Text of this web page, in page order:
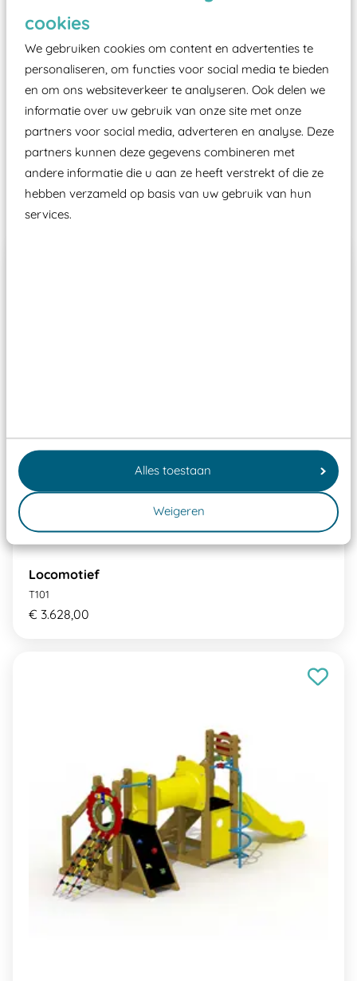
cookies
We gebruiken cookies om content en advertenties te
personaliseren, om functies voor social media te bieden
en om ons websiteverkeer te analyseren. Ook delen we
informatie over uw gebruik van onze site met onze
partners voor social media, adverteren en analyse. Deze
partners kunnen deze gegevens combineren met
andere informatie die u aan ze heeft verstrekt of die ze
hebben verzameld op basis van uw gebruik van hun
services.
Alles toestaan
Weigeren
Elk speeltoestel in de openbare ruimte voorzien
moet zijn van een typekeuring, -plaatje en
certificering, uitgegeven door een Nederlands
aangewezen keuringsinstantie?
Wij ook speeltoestellen kunnen laten keuren zodat
ze toch binnen het Warenwetbesluit Attractie- en
Speeltoestellen vallen?
Past er goed bij
Locomotief
T101
€ 3.628,00